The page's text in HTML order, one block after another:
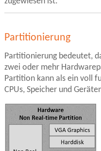
Partitionierung
Partitionierung bedeutet,
zwei oder mehr
Partition kann als ein voll
CPUs, Speicher und